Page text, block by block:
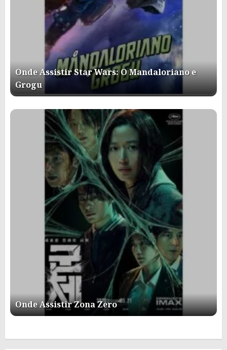
Onde Assistir Star Wars: O Mandaloriano e
Grogu
Onde Assistir Zona Zero